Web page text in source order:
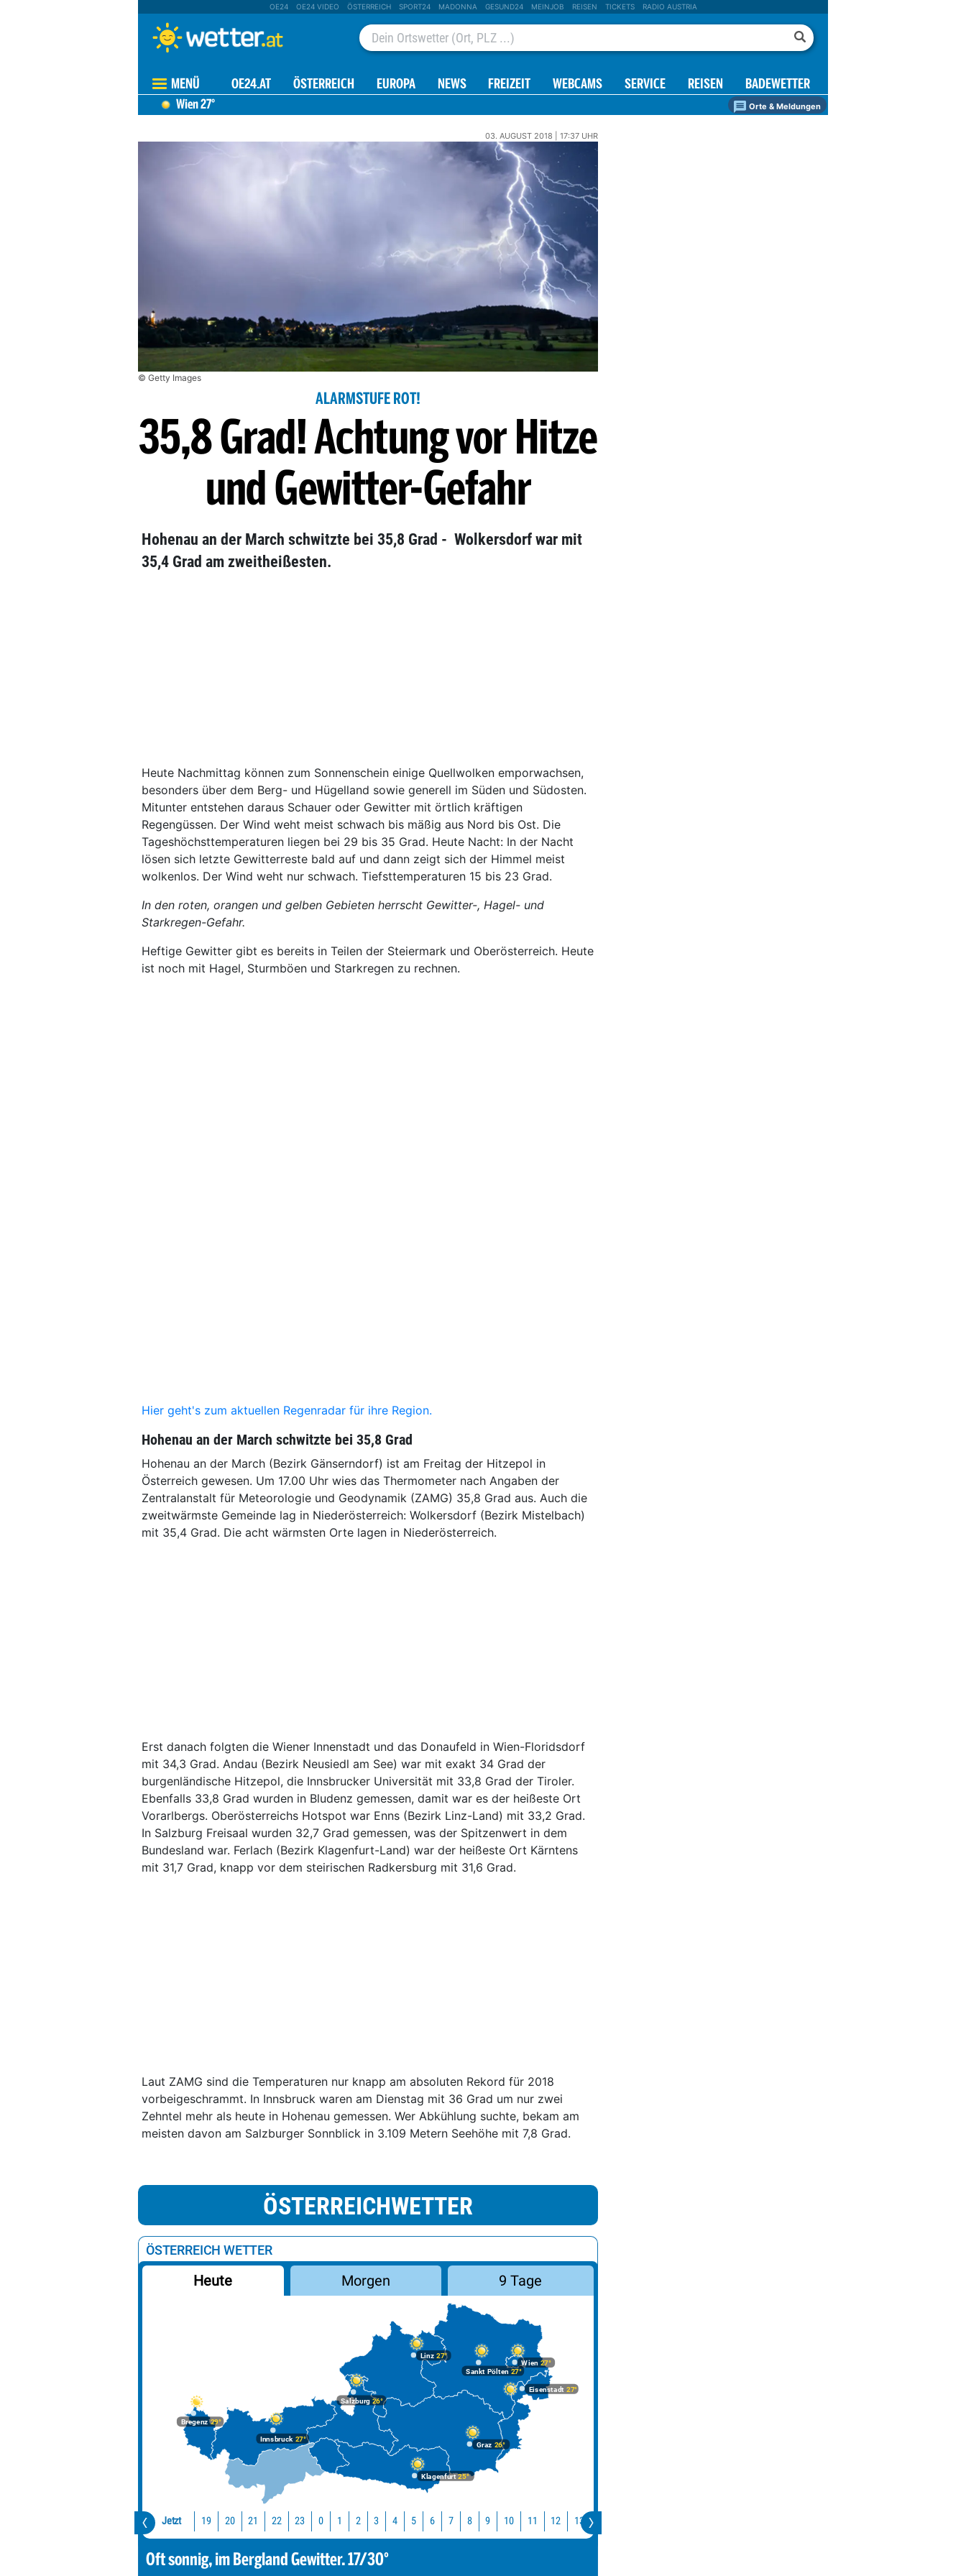
OE24 OE24 VIDEO ÖSTERREICH SPORT24 MADONNA GESUND24 MEINJOB REISEN TICKETS RADIO AUSTRIA
MENÜ OE24.AT ÖSTERREICH EUROPA NEWS FREIZEIT WEBCAMS SERVICE REISEN BADEWETTER
Wien27° Orte & Meldungen
03. AUGUST 2018 | 17:37 UHR
© Getty Images
ALARMSTUFE ROT!
35,8 Grad! Achtung vor Hitze
und Gewitter-Gefahr
Hohenau an der March schwitzte bei 35,8 Grad - Wolkersdorf war mit
35,4 Grad am zweitheißesten.
Heute Nachmittag können zum Sonnenschein einige Quellwolken emporwachsen,
besonders über dem Berg- und Hügelland sowie generell im Süden und Südosten.
Mitunter entstehen daraus Schauer oder Gewitter mit örtlich kräftigen
Regengüssen. Der Wind weht meist schwach bis mäßig aus Nord bis Ost. Die
Tageshöchsttemperaturen liegen bei 29 bis 35 Grad. Heute Nacht: In der Nacht
lösen sich letzte Gewitterreste bald auf und dann zeigt sich der Himmel meist
wolkenlos. Der Wind weht nur schwach. Tiefsttemperaturen 15 bis 23 Grad.
In den roten, orangen und gelben Gebieten herrscht Gewitter-, Hagel- und
Starkregen-Gefahr.
Heftige Gewitter gibt es bereits in Teilen der Steiermark und Oberösterreich. Heute
ist noch mit Hagel, Sturmböen und Starkregen zu rechnen.
Hier geht's zum aktuellen Regenradar für ihre Region.
Hohenau an der March schwitzte bei 35,8 Grad
Hohenau an der March (Bezirk Gänserndorf) ist am Freitag der Hitzepol in
Österreich gewesen. Um 17.00 Uhr wies das Thermometer nach Angaben der
Zentralanstalt für Meteorologie und Geodynamik (ZAMG) 35,8 Grad aus. Auch die
zweitwärmste Gemeinde lag in Niederösterreich: Wolkersdorf (Bezirk Mistelbach)
mit 35,4 Grad. Die acht wärmsten Orte lagen in Niederösterreich.
Erst danach folgten die Wiener Innenstadt und das Donaufeld in Wien-Floridsdorf
mit 34,3 Grad. Andau (Bezirk Neusiedl am See) war mit exakt 34 Grad der
burgenländische Hitzepol, die Innsbrucker Universität mit 33,8 Grad der Tiroler.
Ebenfalls 33,8 Grad wurden in Bludenz gemessen, damit war es der heißeste Ort
Vorarlbergs. Oberösterreichs Hotspot war Enns (Bezirk Linz-Land) mit 33,2 Grad.
In Salzburg Freisaal wurden 32,7 Grad gemessen, was der Spitzenwert in dem
Bundesland war. Ferlach (Bezirk Klagenfurt-Land) war der heißeste Ort Kärntens
mit 31,7 Grad, knapp vor dem steirischen Radkersburg mit 31,6 Grad.
Laut ZAMG sind die Temperaturen nur knapp am absoluten Rekord für 2018
vorbeigeschrammt. In Innsbruck waren am Dienstag mit 36 Grad um nur zwei
Zehntel mehr als heute in Hohenau gemessen. Wer Abkühlung suchte, bekam am
meisten davon am Salzburger Sonnblick in 3.109 Metern Seehöhe mit 7,8 Grad.
ÖSTERREICHWETTER
ÖSTERREICH WETTER
Heute Morgen 9 Tage
Bregenz29°
Graz 26°
Innsbruck27°
Klagenfurt25°
Linz 27°
Salzburg26°
Wien 27°
Eisenstadt 27°
Sankt Pölten 27°
Jetzt 19 20 21 22 23 0 1 2 3 4 5 6 7 8 9 10 11 12 13
Oft sonnig, im Bergland Gewitter. 17/30°